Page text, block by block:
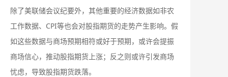
除了美联储会议纪要外，其他重要的经济数据如非农
工作数据、CPI等也会对股指期货的走势产生影响。假
如这些数据与商场预期相符或好于预期，或许会提振
商场信心，推动股指期货上涨；反之则或许引发商场
忧虑，导致股指期货跌落。